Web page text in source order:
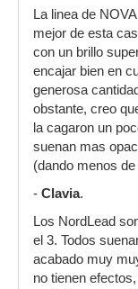
La linea de
mejor de esta
con un brillo
encajar bien en
generosa
obstante, creo
la cagaron un
suenan mas
(dando menos de
- Clavia.
Los NordLead
el 3. Todos
acabado muy
no tienen